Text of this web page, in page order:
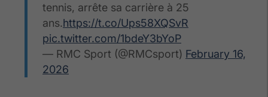
tennis, arrête sa carrière à 25
ans.https://t.co/Ups58XQSvR
pic.twitter.com/1bdeY3bYoP
— RMC Sport (@RMCsport) February 16,
2026